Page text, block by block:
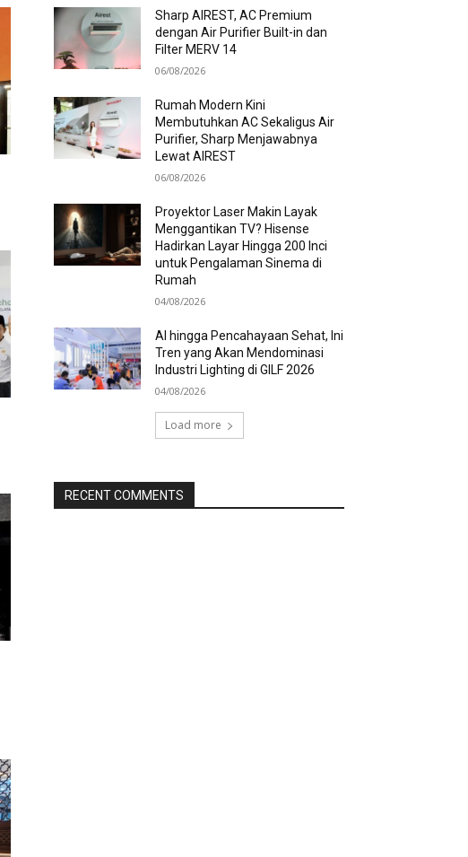
Sharp AIREST, AC Premium
dengan Air Purifier Built-in dan
Filter MERV 14
06/08/2026
Rumah Modern Kini
Membutuhkan AC Sekaligus Air
Purifier, Sharp Menjawabnya
Lewat AIREST
06/08/2026
Proyektor Laser Makin Layak
Menggantikan TV? Hisense
Hadirkan Layar Hingga 200 Inci
untuk Pengalaman Sinema di
Rumah
04/08/2026
AI hingga Pencahayaan Sehat, Ini
Tren yang Akan Mendominasi
Industri Lighting di GILF 2026
04/08/2026
Load more
RECENT COMMENTS